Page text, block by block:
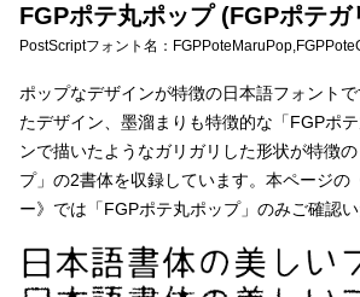
マイページ
お気に入り
ご利用ガイド
宋朝体
教科書体
草書体
江戸文字 デ
すべてを表示
FGPポテ丸ポップ (FGPポテガ
PostScriptフォント名：
ポップなデザインが特徴の日本語フォント
たデザイン、墨溜まりも特徴的な「FGPポ
ンで描いたようなガリガリした形状が特徴
プ」の2書体を収録しています。本ページの
ー》では「FGPポテ丸ポップ」のみご確認い